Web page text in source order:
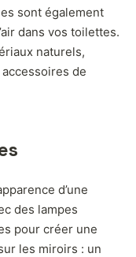
sont également
dans vos toilettes.
naturels,
de
d’une
des lampes
pour créer une
les miroirs : un